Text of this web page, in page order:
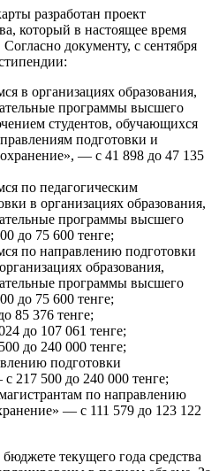
разработан проект
который в настоящее время
документу, с сентября
в организациях образования,
программы высшего
студентов, обучающихся
подготовки и
— с 41 898 до 47 135
по педагогическим
в организациях образования,
программы высшего
до 75 600 тенге;
по направлению подготовки
образования,
программы высшего
до 75 600 тенге;
85 376 тенге;
до 107 061 тенге;
до 240 000 тенге;
подготовки
217 500 до 240 000 тенге;
по направлению
— с 111 579 до 123 122
текущего года средства